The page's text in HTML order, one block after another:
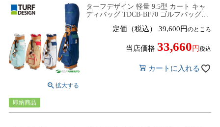
ターフデザイン 軽量 9.5型 カート キャ
ディバッグ TDCB-BF70 ゴルフバッグ
定価（税込） 39,600 のところ
当店価格 33,660 税込
カートに入れる
即納商品